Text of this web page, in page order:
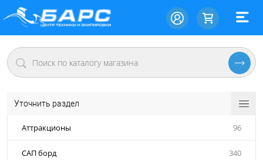
Уточнить раздел
Аттракционы 96
САП борд 340